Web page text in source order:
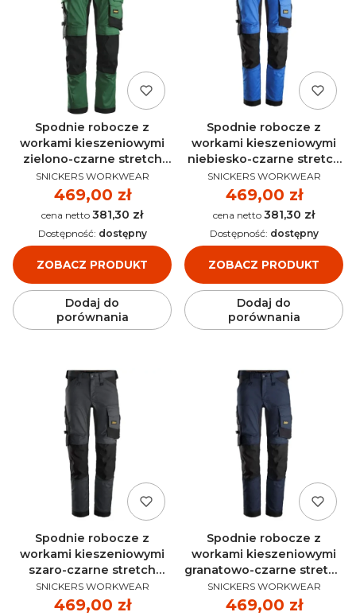
Spodnie robocze z
workami kieszeniowymi
zielono-czarne stretch
AllroundWork SNICKERS
6241
PRODUCENT
SNICKERS WORKWEAR
Cena
469,00 zł
Cena 381,30 zł
ZOBACZ PRODUKT
Dostępność: dostępny
Dodaj do
porównania
Spodnie robocze z
workami kieszeniowymi
niebiesko-czarne stretch
AllroundWork SNICKERS
6241
PRODUCENT
SNICKERS WORKWEAR
Cena
469,00 zł
Cena 381,30 zł
ZOBACZ PRODUKT
Dostępność: dostępny
Dodaj do
porównania
Spodnie robocze z
workami kieszeniowymi
szaro-czarne stretch
AllroundWork SNICKERS
6241
PRODUCENT
SNICKERS WORKWEAR
Cena
469,00 zł
Spodnie robocze z
workami kieszeniowymi
granatowo-czarne stretch
AllroundWork SNICKERS
6241
PRODUCENT
SNICKERS WORKWEAR
Cena
469,00 zł